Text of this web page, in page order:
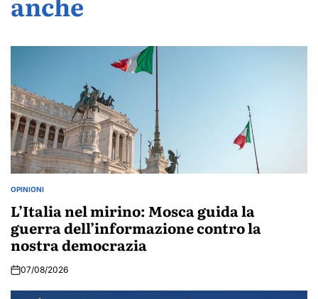
POSTED
OPINIONI
L’Italia nel mirino: Mosca guida la
guerra dell’informazione contro la
nostra democrazia
07/08/2026